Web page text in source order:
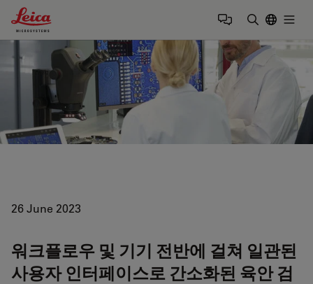
Leica Microsystems Logo
26 June 2023
워크플로우 및 기기 전반에 걸쳐 일관된
사용자 인터페이스로 간소화된 육안 검